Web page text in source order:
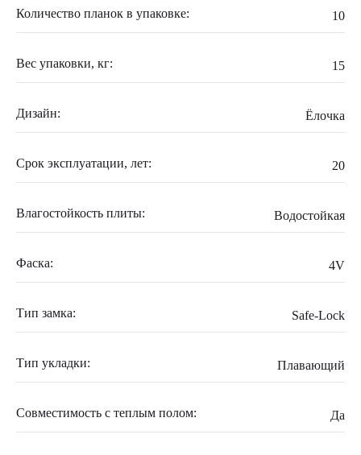
Количество планок в упаковке: 10
Вес упаковки, кг: 15
Дизайн: Ёлочка
Срок эксплуатации, лет: 20
Влагостойкость плиты: Водостойкая
Фаска: 4V
Тип замка: Safe-Lock
Тип укладки: Плавающий
Совместимость с теплым полом: Да